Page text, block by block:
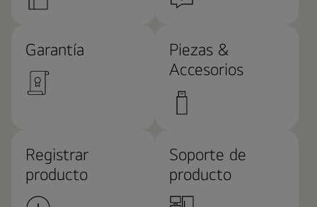
Garantía
Piezas &
Accesorios
Registrar
producto
Soporte de
producto